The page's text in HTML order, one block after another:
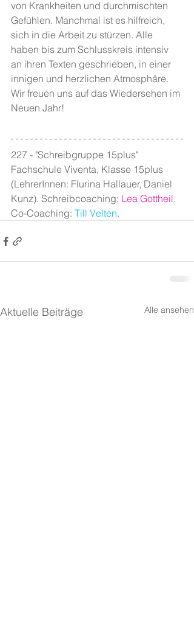
von Krankheiten und durchmischten
Gefühlen. Manchmal ist es hilfreich,
sich in die Arbeit zu stürzen. Alle
haben bis zum Schlusskreis intensiv
an ihren Texten geschrieben, in einer
innigen und herzlichen Atmosphäre.
Wir freuen uns auf das Wiedersehen im
Neuen Jahr!
227 - "Schreibgruppe 15plus"
Fachschule Viventa, Klasse 15plus
(LehrerInnen: Flurina Hallauer, Daniel
Kunz). Schreibcoaching: Lea Gottheil.
Co-Coaching: Till Velten.
Aktuelle Beiträge Alle ansehen